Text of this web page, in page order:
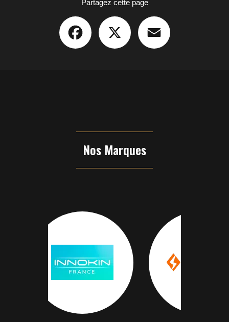
Partagez cette page
Facebook
Nos Marques